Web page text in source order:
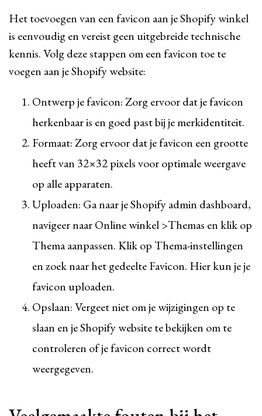
Het toevoegen van een favicon aan je Shopify winkel
is eenvoudig en vereist geen uitgebreide technische
kennis. Volg deze stappen om een favicon toe te
voegen aan je Shopify website:
Ontwerp je favicon: Zorg ervoor dat je favicon
herkenbaar is en goed past bij je merkidentiteit.
Formaat: Zorg ervoor dat je favicon een grootte
heeft van 32×32 pixels voor optimale weergave
op alle apparaten.
Uploaden: Ga naar je Shopify admin dashboard,
navigeer naar Online winkel >Themas en klik op
Thema aanpassen. Klik op Thema-instellingen
en zoek naar het gedeelte Favicon. Hier kun je je
favicon uploaden.
Opslaan: Vergeet niet om je wijzigingen op te
slaan en je Shopify website te bekijken om te
controleren of je favicon correct wordt
weergegeven.